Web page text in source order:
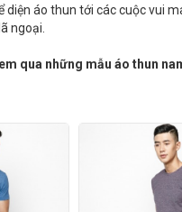
diện áo thun tới các cuộc vui
ngoại.
qua những mẫu áo thun